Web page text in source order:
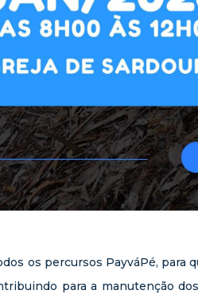
os percursos PayváPé, para
para a manutenção